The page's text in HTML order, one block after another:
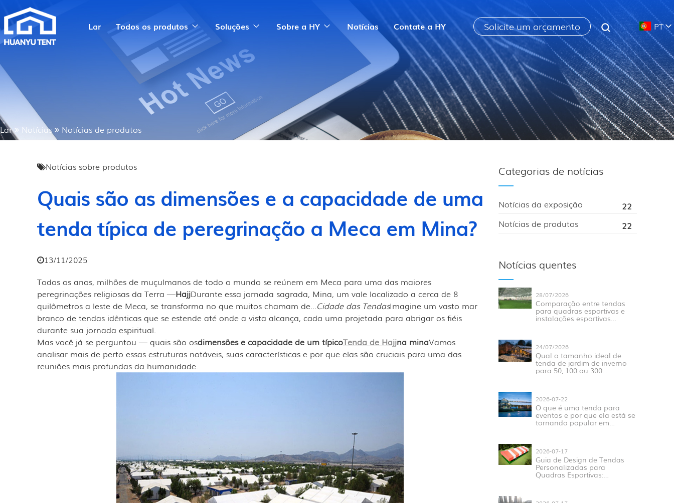
Lar Todos os produtos Soluções Sobre a HY Notícias Contate a HY Solicite um orçamento PT
Lar Notícias Notícias de produtos
Categorias de notícias
22
Notícias da exposição
22
Notícias de produtos
Notícias quentes
28/07/2026
Comparação entre tendas
para quadras esportivas e
instalações esportivas
24/07/2026
Qual o tamanho ideal de
tenda de jardim de inverno
para 50, 100 ou 300
2026-07-22
O que é uma tenda para
eventos e por que ela está se
tornando popular em
2026-07-17
Guia de Design de Tendas
Personalizadas para
Quadras Esportivas:
Notícias sobre produtos
Quais são as dimensões e a capacidade de uma
tenda típica de peregrinação a Meca em Mina?
13/11/2025
Todos os anos, milhões de muçulmanos de todo o mundo se reúnem em Meca para uma das maiores
peregrinações religiosas da Terra —HajjDurante essa jornada sagrada, Mina, um vale localizado a cerca de 8
quilômetros a leste de Meca, se transforma no que muitos chamam de...Cidade das TendasImagine um vasto mar
branco de tendas idênticas que se estende até onde a vista alcança, cada uma projetada para abrigar os fiéis
durante sua jornada espiritual.
Mas você já se perguntou — quais são osdimensões e capacidade de um típicoTenda de Hajjna minaVamos
analisar mais de perto essas estruturas notáveis, suas características e por que elas são cruciais para uma das
reuniões mais profundas da humanidade.